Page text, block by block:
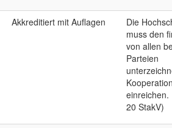
Akkreditiert mit Auflagen
Die
muss den
von allen
Parteien
einreichen.
20 StakV)